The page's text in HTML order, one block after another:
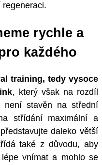
regeneraci.
rychle a
každého
training, tedy vysoce
, který však na rozdíl
není stavěn na střední
střídání maximální a
daleko větší
také z důvodu, aby
vnímat a mohlo se